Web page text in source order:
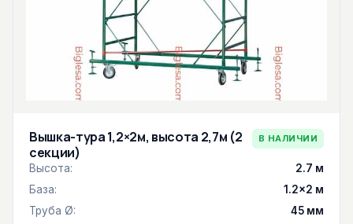
Вышка-тура 1,2×2м, высота 2,7м (2
секции)
В НАЛИЧИИ
Высота:
2.7 м
База:
1.2×2 м
Труба Ø:
45 мм